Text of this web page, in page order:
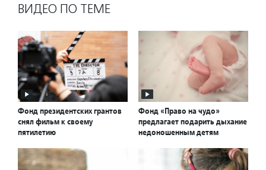
ВИДЕО ПО ТЕМЕ
Фонд президентских грантов
снял фильм к своему
пятилетию
Фонд «Право на чудо»
предлагает подарить дыхание
недоношенным детям